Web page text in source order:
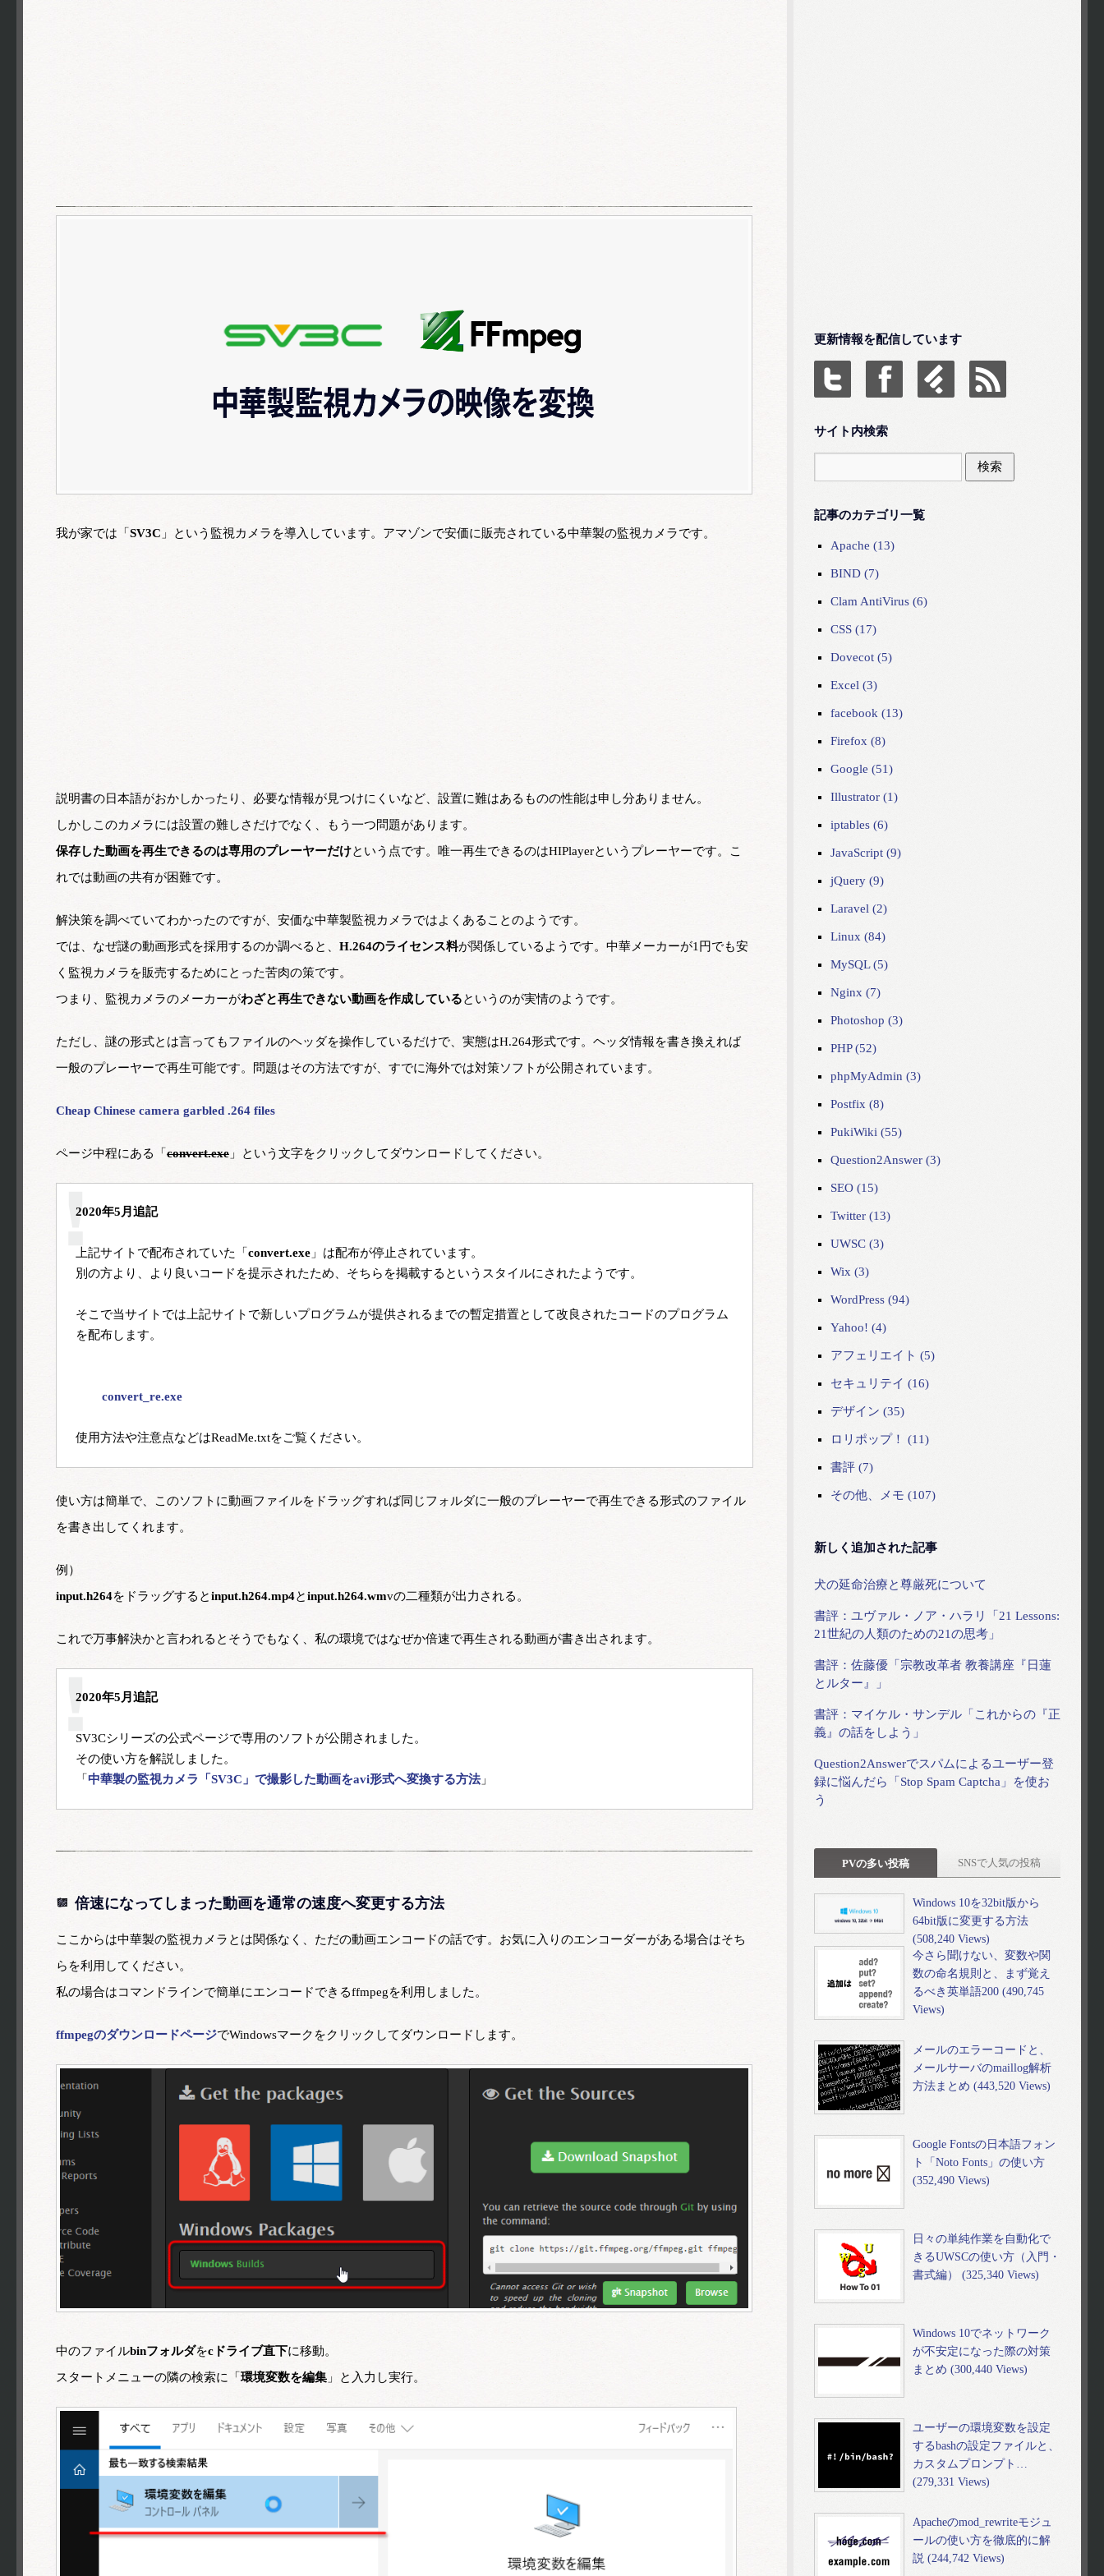
我が家では「 SV3C 」という監視カメラを導入しています。アマゾンで安価に販売されている中華製の監視カメラです。
説明書の日本語がおかしかったり、必要な情報が見つけにくいなど、設置に難はあるものの性能は申し分ありません。
しかしこのカメラには設置の難しさだけでなく、もう一つ問題があります。
保存した動画を再生できるのは専用のプレーヤーだけという点です。唯一再生できるのはHIPlayerというプレーヤーです。こ
れでは動画の共有が困難です。
解決策を調べていてわかったのですが、安価な中華製監視カメラではよくあることのようです。
では、なぜ謎の動画形式を採用するのか調べると、 H.264のライセンス料が関係しているようです。中華メーカーが1円でも安
く監視カメラを販売するためにとった苦肉の策です。
つまり、監視カメラのメーカーがわざと再生できない動画を作成しているというのが実情のようです。
ただし、謎の形式とは言ってもファイルのヘッダを操作しているだけで、実態はH.264形式です。ヘッダ情報を書き換えれば
一般のプレーヤーで再生可能です。問題はその方法ですが、すでに海外では対策ソフトが公開されています。
Cheap Chinese camera garbled .264 files
ページ中程にある「 convert.exe 」という文字をクリックしてダウンロードしてください。
2020年5月追記
上記サイトで配布されていた「 convert.exe」は配布が停止されています。
別の方より、より良いコードを提示されたため、そちらを掲載するというスタイルにされたようです。
そこで当サイトでは上記サイトで新しいプログラムが提供されるまでの暫定措置として改良されたコードのプログラム
を配布します。
	convert_re.exe
使い方は簡単で、このソフトに動画ファイルをドラッグすれば同じフォルダに一般のプレーヤーで再生できる形式のファイル
を書き出してくれます。
例）
input.h264をドラッグするとinput.h264.mp4とinput.h264.wmvの二種類が出力される。
これで万事解決かと言われるとそうでもなく、私の環境ではなぜか倍速で再生される動画が書き出されます。
2020年5月追記
SV3Cシリーズの公式ページで専用のソフトが公開されました。
その使い方を解説しました。
「 中華製の監視カメラ「SV3C」で撮影した動画をavi形式へ変換する方法」
倍速になってしまった動画を通常の速度へ変更する方法
ここからは中華製の監視カメラとは関係なく、ただの動画エンコードの話です。お気に入りのエンコーダーがある場合はそち
らを利用してください。
私の場合はコマンドラインで簡単にエンコードできるffmpegを利用しました。
ffmpegのダウンロードページでWindowsマークをクリックしてダウンロードします。
中のファイルbinフォルダをcドライブ直下に移動。
スタートメニューの隣の検索に「 環境変数を編集 」と入力し実行。
更新情報を配信しています
サイト内検索
記事のカテゴリ一覧
Apache (13)
BIND (7)
Clam AntiVirus (6)
CSS (17)
Dovecot (5)
Excel (3)
facebook (13)
Firefox (8)
Google (51)
Illustrator (1)
iptables (6)
JavaScript (9)
jQuery (9)
Laravel (2)
Linux (84)
MySQL (5)
Nginx (7)
Photoshop (3)
PHP (52)
phpMyAdmin (3)
Postfix (8)
PukiWiki (55)
Question2Answer (3)
SEO (15)
Twitter (13)
UWSC (3)
Wix (3)
WordPress (94)
Yahoo! (4)
アフェリエイト (5)
セキュリテイ (16)
デザイン (35)
ロリポップ！ (11)
書評 (7)
その他、メモ (107)
新しく追加された記事
犬の延命治療と尊厳死について
書評：ユヴァル・ノア・ハラリ「21 Lessons:
21世紀の人類のための21の思考」
書評：佐藤優「宗教改革者 教養講座『日蓮
とルター』」
書評：マイケル・サンデル「これからの『正
義』の話をしよう」
Question2Answerでスパムによるユーザー登
録に悩んだら「Stop Spam Captcha」を使お
う
PVの多い投稿 SNSで人気の投稿
Windows 10を32bit版から
64bit版に変更する方法
(508,240 Views)
今さら聞けない、変数や関
数の命名規則と、まず覚え
るべき英単語200 (490,745
Views)
メールのエラーコードと、
メールサーバのmaillog解析
方法まとめ (443,520 Views)
Google Fontsの日本語フォン
ト「Noto Fonts」の使い方
(352,490 Views)
日々の単純作業を自動化で
きるUWSCの使い方（入門・
書式編） (325,340 Views)
Windows 10でネットワーク
が不安定になった際の対策
まとめ (300,440 Views)
ユーザーの環境変数を設定
するbashの設定ファイルと、
カスタムプロンプト…
(279,331 Views)
Apacheのmod_rewriteモジュ
ールの使い方を徹底的に解
説 (244,742 Views)